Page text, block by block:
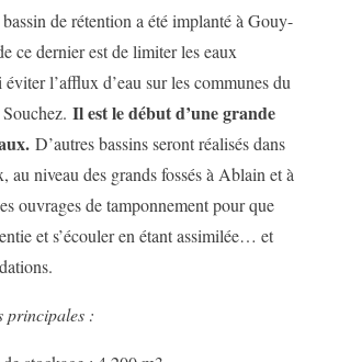
de rétention a été implanté à Gouy-
ce dernier est de limiter les eaux
l’afflux d’eau sur les communes du
Il est le début d’une grande
D’autres bassins seront réalisés dans
au niveau des grands fossés à Ablain et à
ouvrages de tamponnement pour que
et s’écouler en étant assimilée… et
principales :